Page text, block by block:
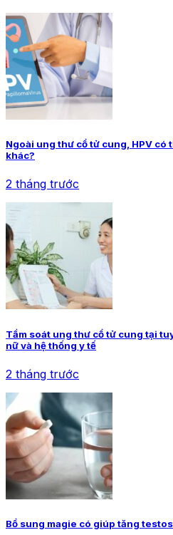
Ngoài ung thư cổ tử cung, HPV có
khác?
2 tháng trước
Tầm soát ung thư cổ tử cung tại
nữ và hệ thống y tế
2 tháng trước
Bổ sung magie có giúp tăng